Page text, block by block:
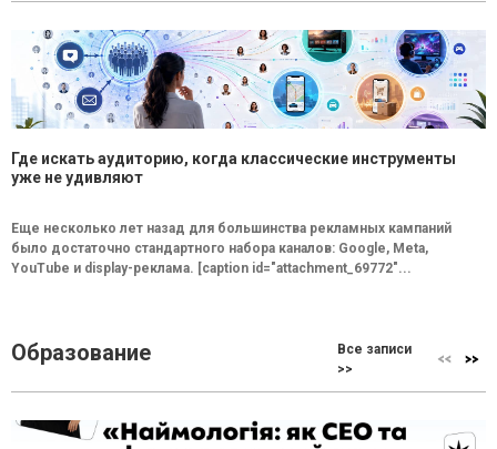
Где искать аудиторию, когда классические инструменты
уже не удивляют
Еще несколько лет назад для большинства рекламных кампаний
было достаточно стандартного набора каналов: Google, Meta,
YouTube и display-реклама. [caption id="attachment_69772"...
Образование
Все записи
>>